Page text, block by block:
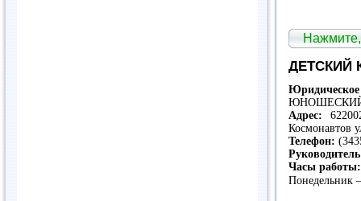
ДЕТСКИЙ
Адрес:
Космонавтов
Телефон:
Часы работы:
Понедельник